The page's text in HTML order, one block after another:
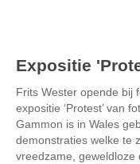
Expositie
Frits Wester opende bij
expositie ‘Protest’ van
Gammon is in Wales
demonstraties welke te
vreedzame, geweldloze